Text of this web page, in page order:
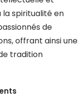
la spiritualité en
de
offrant ainsi une
tradition